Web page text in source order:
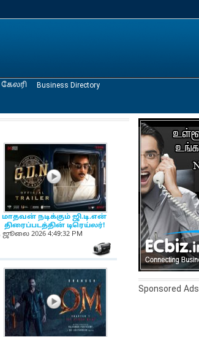
கேலரி Business Directory
NewsIcon
NewsIcon
மாதவன் நடிக்கும் ஜி.டி.என்
திரைப்படத்தின் டிரெய்லர்!
ஜூலை 2026 4:49:32 PM
NewsIcon
Sponsored Ads